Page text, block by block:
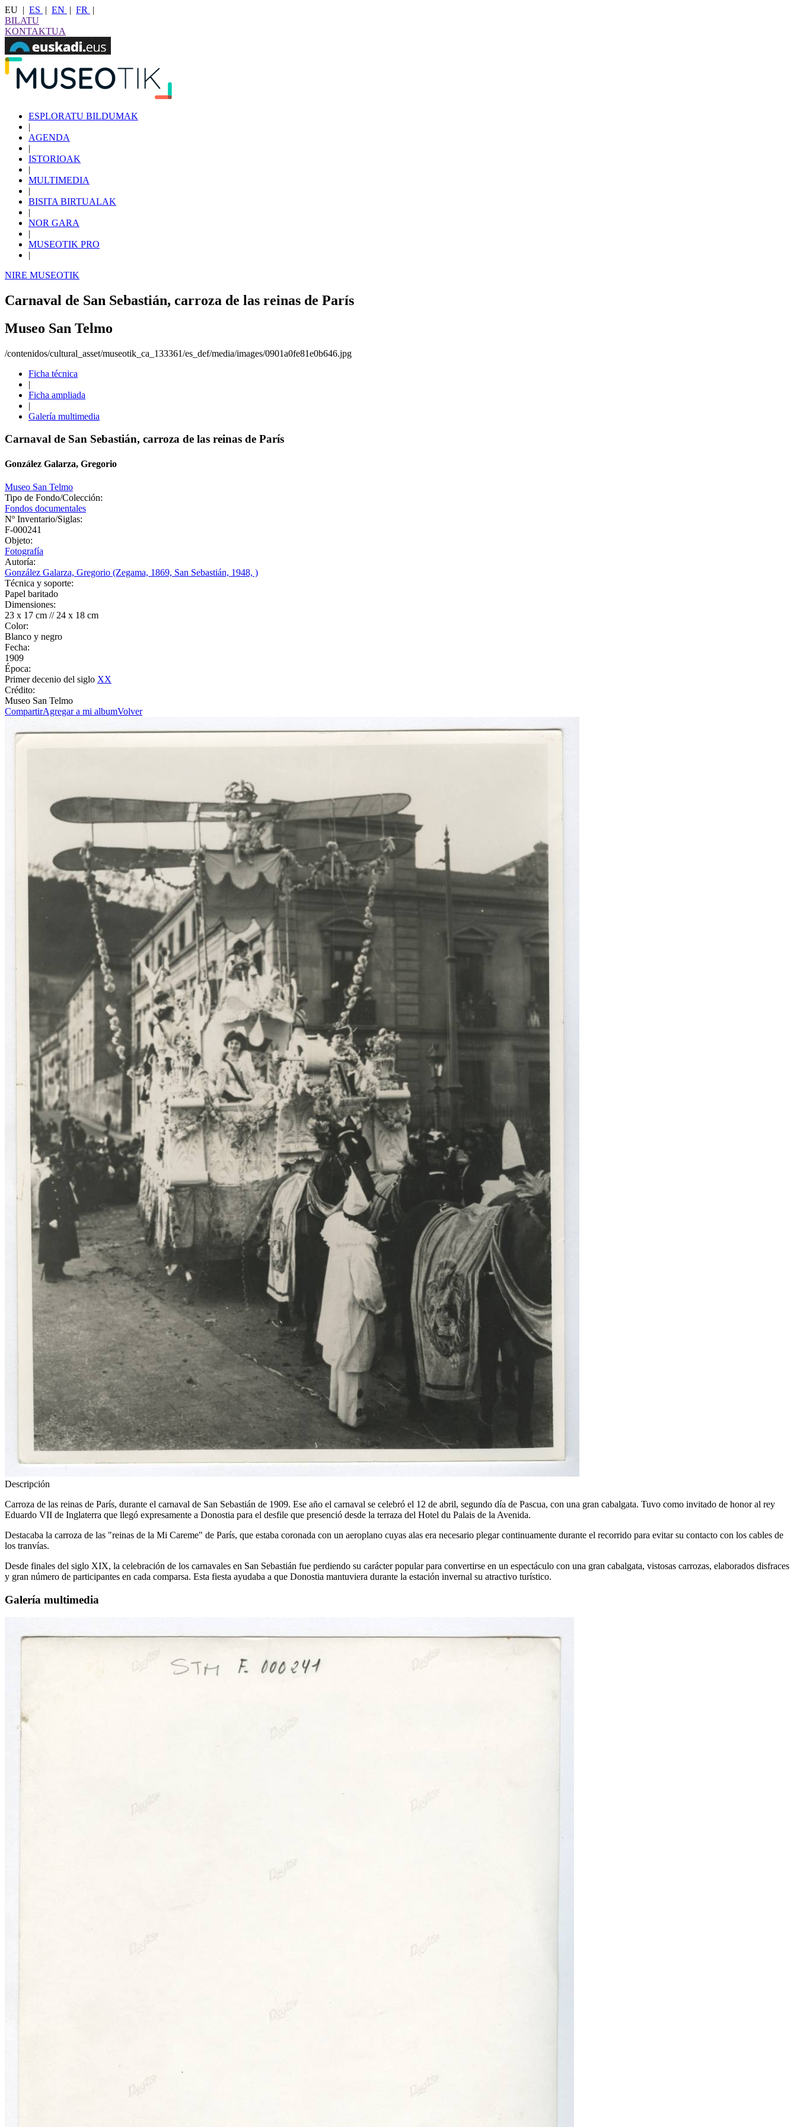
EU | ES | EN | FR
|
BILATU
KONTAKTUA
ESPLORATU BILDUMAK
|
AGENDA
|
ISTORIOAK
|
MULTIMEDIA
|
BISITA BIRTUALAK
|
NOR GARA
|
MUSEOTIK PRO
|
NIRE MUSEOTIK
Carnaval de San Sebastián, carroza de las reinas de París
Museo San Telmo
/contenidos/cultural_asset/museotik_ca_133361/es_def/media/images/0901a0fe81e0b646.jpg
Ficha técnica
|
Ficha ampliada
|
Galería multimedia
Carnaval de San Sebastián, carroza de las reinas de París
González Galarza, Gregorio
Museo San Telmo
Tipo de Fondo/Colección:
Fondos documentales
Nº Inventario/Siglas:
F-000241
Objeto:
Fotografía
Autoría:
González Galarza, Gregorio (Zegama, 1869, San Sebastián, 1948, )
Técnica y soporte:
Papel baritado
Dimensiones:
23 x 17 cm // 24 x 18 cm
Color:
Blanco y negro
Fecha:
1909
Época:
Primer decenio del siglo XX
Crédito:
Museo San Telmo
CompartirAgregar a mi albumVolver
Descripción
Carroza de las reinas de París, durante el carnaval de San Sebastián de 1909. Ese año el carnaval se celebró el 12 de abril, segundo día de Pascua, con una gran cabalgata. Tuvo como invitado de honor al rey
Eduardo VII de Inglaterra que llegó expresamente a Donostia para el desfile que presenció desde la terraza del Hotel du Palais de la Avenida.
Destacaba la carroza de las "reinas de la Mi Careme" de París, que estaba coronada con un aeroplano cuyas alas era necesario plegar continuamente durante el recorrido para evitar su contacto con los cables de
los tranvías.
Desde finales del siglo XIX, la celebración de los carnavales en San Sebastián fue perdiendo su carácter popular para convertirse en un espectáculo con una gran cabalgata, vistosas carrozas, elaborados disfraces
y gran número de participantes en cada comparsa. Esta fiesta ayudaba a que Donostia mantuviera durante la estación invernal su atractivo turístico.
Galería multimedia